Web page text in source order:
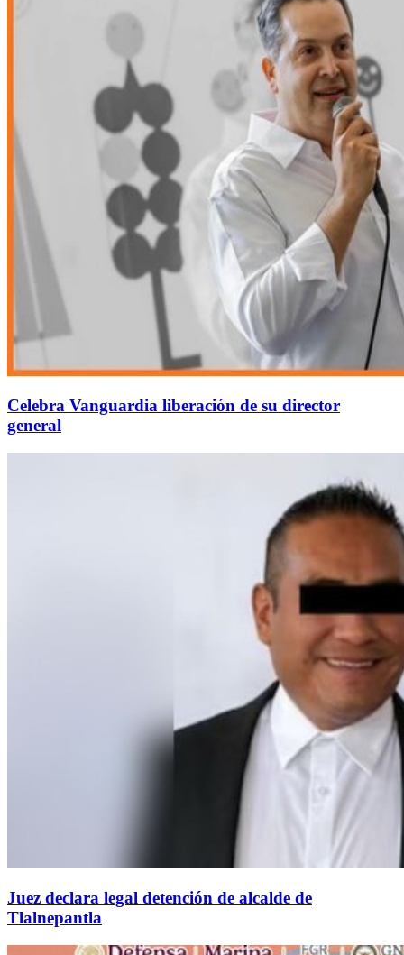
Celebra Vanguardia liberación de su director
general
Juez declara legal detención de alcalde de
Tlalnepantla